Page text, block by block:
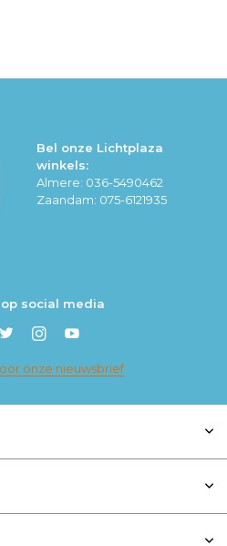
Bel onze Lichtplaza
winkels:
Almere: 036-5490462
Zaandam: 075-6121935
social media
onze nieuwsbrief